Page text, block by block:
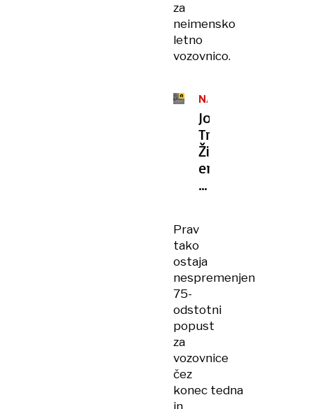
za
neimensko
letno
vozovnico.
NAŠA
PRETEKLOST
Jožef
Trpin:
Živa
enciklopedija
javnega
Ljubljani
Prav
tako
ostaja
nespremenjen
75-
odstotni
popust
za
vozovnice
čez
konec tedna